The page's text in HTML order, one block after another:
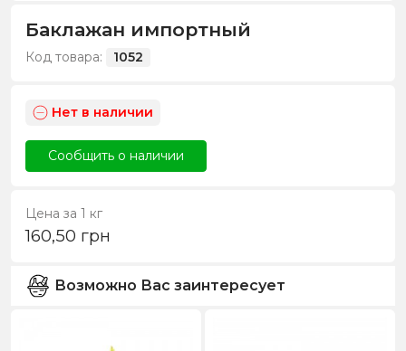
Баклажан импортный
Код товара: 1052
Нет в наличии
Сообщить о наличии
Цена за 1 кг
160,50 грн
Возможно Вас заинтересует